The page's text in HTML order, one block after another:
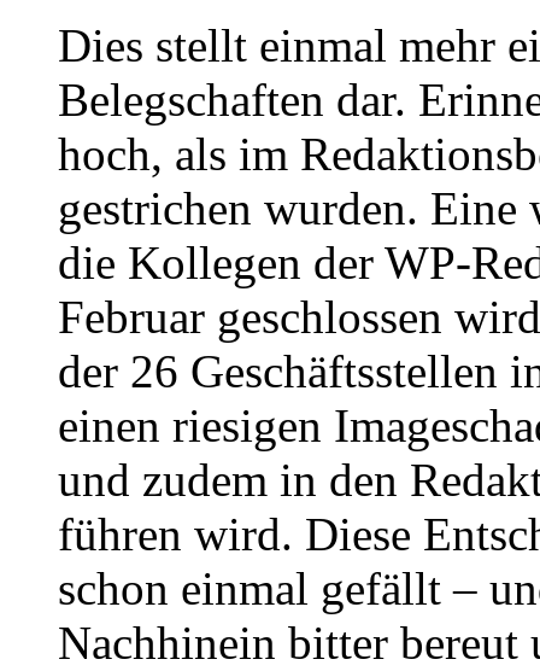
Dies stellt einmal mehr
Belegschaften dar.
hoch, als im
gestrichen wurden. Eine
die Kollegen der WP-
Februar geschlossen
der 26 Geschäftsstellen
einen riesigen
und zudem in den
führen wird. Diese
schon einmal gefällt –
Nachhinein bitter bereut